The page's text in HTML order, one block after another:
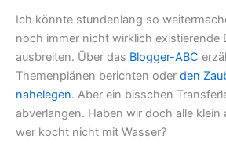
Ich könnte stundenlang so
noch immer nicht wirklich existierende
ausbreiten. Über das Blogger-ABC
Themenplänen berichten oder den
nahelegen. Aber ein bisschen
abverlangen. Haben wir doch alle klein
wer kocht nicht mit Wasser?